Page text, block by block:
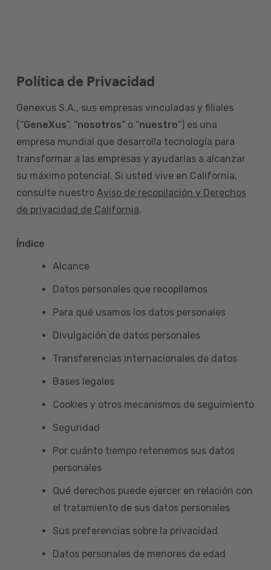
Política de Privacidad
Genexus S.A., sus empresas vinculadas y filiales
(“GeneXus”, “nosotros” o “nuestro”) es una
empresa mundial que desarrolla tecnología para
transformar a las empresas y ayudarlas a alcanzar
su máximo potencial. Si usted vive en California,
consulte nuestro Aviso de recopilación y Derechos
de privacidad de California.
Índice
Alcance
Datos personales que recopilamos
Para qué usamos los datos personales
Divulgación de datos personales
Transferencias internacionales de datos
Bases legales
Cookies y otros mecanismos de seguimiento
Seguridad
Por cuánto tiempo retenemos sus datos
personales
Qué derechos puede ejercer en relación con
el tratamiento de sus datos personales
Sus preferencias sobre la privacidad
Datos personales de menores de edad